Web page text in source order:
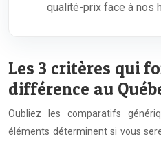
qualité-prix face à nos
Les 3 critères qui
différence au
Oubliez les comparatifs
éléments déterminent si vous